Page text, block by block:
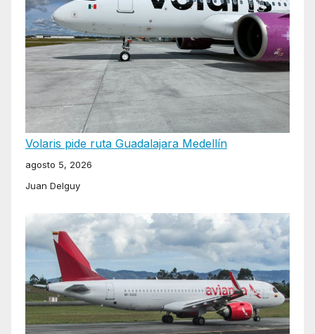
Volaris pide ruta Guadalajara Medellín
agosto 5, 2026
Juan Delguy